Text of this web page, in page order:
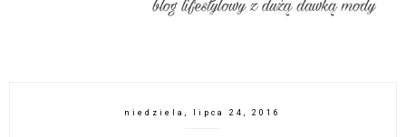
niedziela, lipca 24, 2016